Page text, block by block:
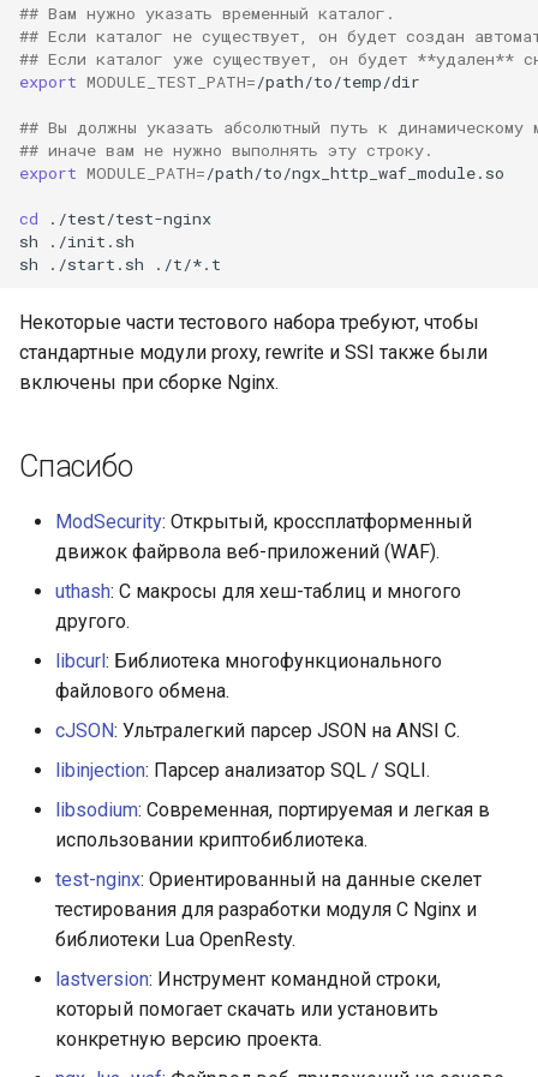
## Вам нужно указать временный каталог.
## Если каталог не существует, он будет создан
## Если каталог уже существует, он будет **удален**
export MODULE_TEST_PATH=/path/to/temp/dir
## Вы должны указать абсолютный путь к
## иначе вам не нужно выполнять эту строку.
export MODULE_PATH=/path/to/ngx_http_waf_module.so
cd
./test/test-nginx
sh
./init.sh
sh
./start.sh
Некоторые части тестового набора требуют, чтобы
стандартные модули proxy, rewrite и SSI также были
включены при сборке Nginx.
Спасибо
ModSecurity: Открытый, кроссплатформенный
движок файрвола веб-приложений (WAF).
uthash: C макросы для хеш-таблиц и многого
другого.
libcurl : Библиотека многофункционального
файлового обмена.
cJSON: Ультралегкий парсер JSON на ANSI C.
libinjection: Парсер анализатор SQL / SQLI.
libsodium: Современная, портируемая и легкая в
использовании криптобиблиотека.
test-nginx: Ориентированный на данные скелет
тестирования для разработки модуля C Nginx и
библиотеки Lua OpenResty.
lastversion: Инструмент командной строки,
который помогает скачать или установить
конкретную версию проекта.